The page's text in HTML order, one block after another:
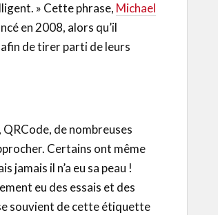
» Cette phrase, Michael
en 2008, alors qu’il
de tirer parti de leurs
de nombreuses
Certains ont même
jamais il n’a eu sa peau !
eu des essais et des
souvient de cette étiquette